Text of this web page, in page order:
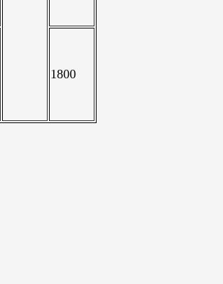
1800